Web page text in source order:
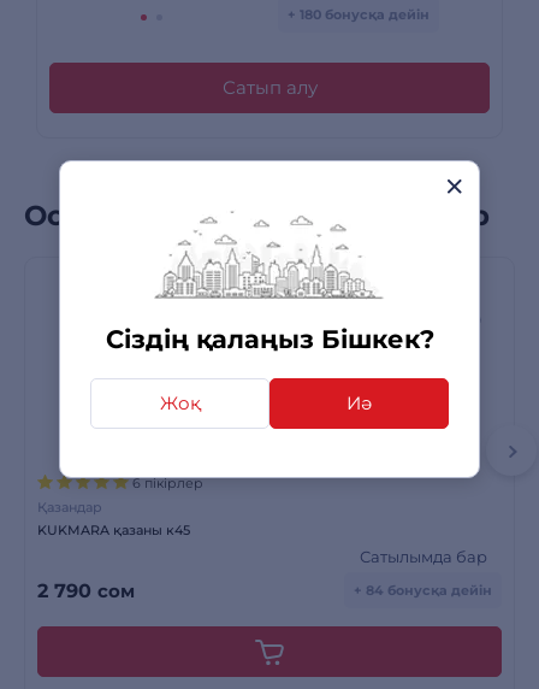
Сіздің қалаңыз Бішкек?
Жоқ Иә
+ 180 бонусқа дейін
Сатып алу
Осы санаттағы бестселлерлер
6 пікірлер
Қазандар
KUKMARA қазаны к45
2 790 сом
Сатылымда бар
+ 84 бонусқа дейін